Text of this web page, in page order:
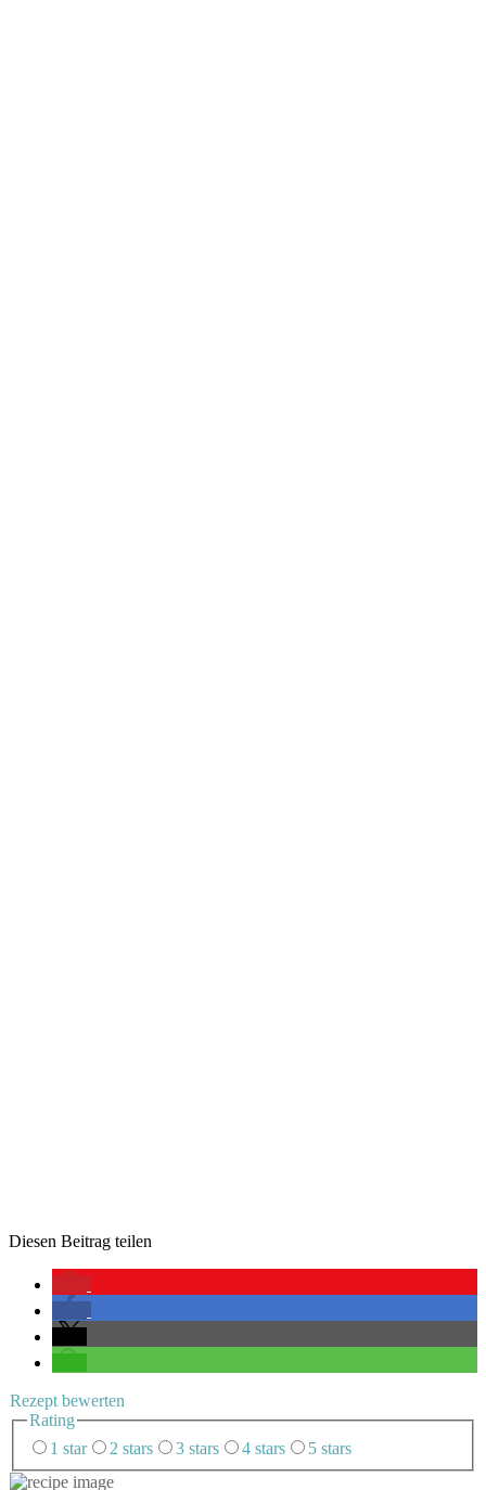
Die­sen Bei­trag teilen
Rezept bewer­ten
Rating
1 star
2 stars 3 stars 4 stars 5 stars